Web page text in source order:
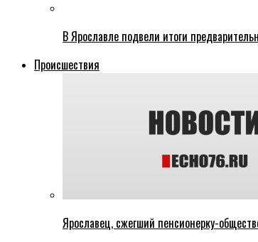
В Ярославле подвели итоги
Происшествия
Ярославец, сжегший пенсионерку-